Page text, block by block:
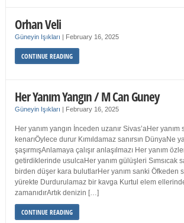
Orhan Veli
Güneyin Işıkları | February 16, 2025
CONTINUE READING
Her Yanım Yangın / M Can Guney
Güneyin Işıkları | February 16, 2025
Her yanım yangın İnceden uzanır Sivas’aHer
kenarıÖylece durur Kımıldamaz sanırsın DünyaNe
şaşırmışAnlamaya çalışır anlaşılmazı Her yanım
getirdiklerinde usulcaHer yanım gülüşleri Sımsıcak
birden düşer kara bulutlarHer yanım sanki Öfkeden
yürekte Durdurulamaz bir kavga Kurtul elem
zamanıdırArtık denizin […]
CONTINUE READING